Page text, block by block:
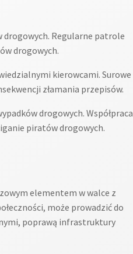
Regularne patrole
drogowych.
kierowcami. Surowe
złamania przepisów.
drogowych. Współpraca
piratów drogowych.
elementem w walce z
może prowadzić do
poprawą infrastruktury